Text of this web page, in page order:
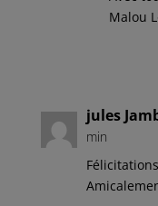
Malou
jules
min